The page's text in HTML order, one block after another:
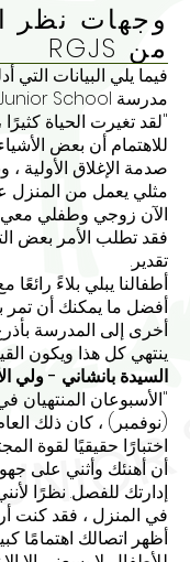
وجهات نظر
من RGJS
فيما يلي البيانات التي
مدرسة Roe Green Junior School.
"لقد تغيرت الحياة
للاهتمام أن بعض
صدمة الإغلاق الأولية
مثلي يعمل من المنزل
الآن زوجي وطفلي معي
فقد تطلب الأمر بعض
تقدير.
أطفالنا يبلي بلاءً
أفضل ما يمكنك أن
أخرى إلى المدرسة
ينتهي كل هذا ويكون
السيدة بانشاني - ولي
(نوفمبر) ، كان ذلك
اختبارًا حقيقيًا لقوة
أن أهنئك وأثني على
إدارتك للفصل. نظرًا
في المنزل ، فقد كنت
أظهر اتصالك اهتمامًا